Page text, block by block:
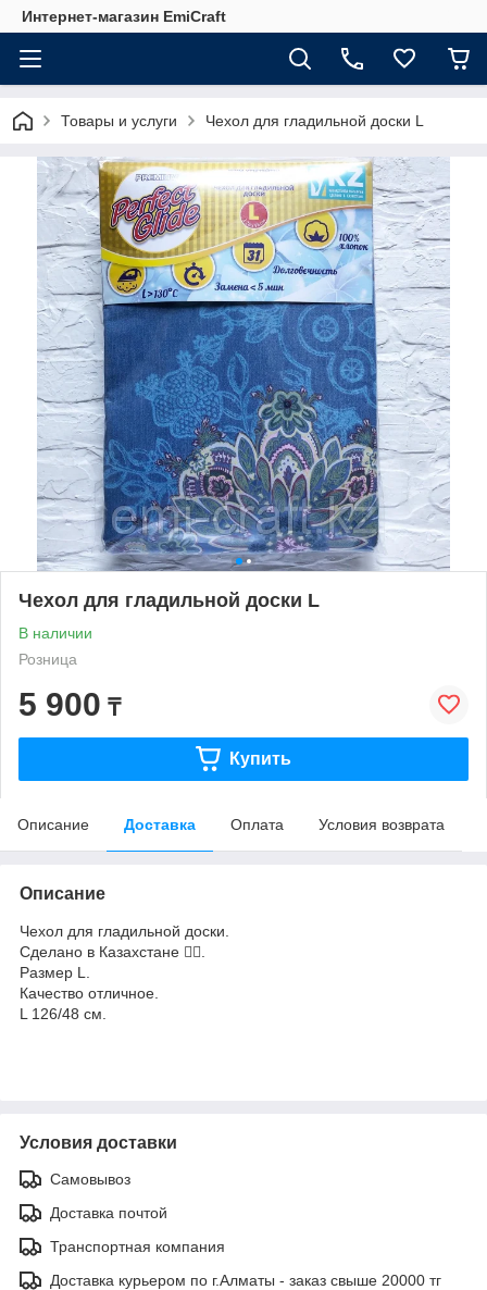
Интернет-магазин EmiCraft
Товары и услуги Чехол для гладильной доски L
Чехол для гладильной доски L
В наличии
Розница
5 900 ₸
Купить
Описание Доставка Оплата Условия возврата
Описание
Чехол для гладильной доски.
Сделано в Казахстане 👍🏼.
Размер L.
Качество отличное.
L 126/48 см.
Условия доставки
Самовывоз
Доставка почтой
Транспортная компания
Доставка курьером по г.Алматы - заказ свыше 20000 тг